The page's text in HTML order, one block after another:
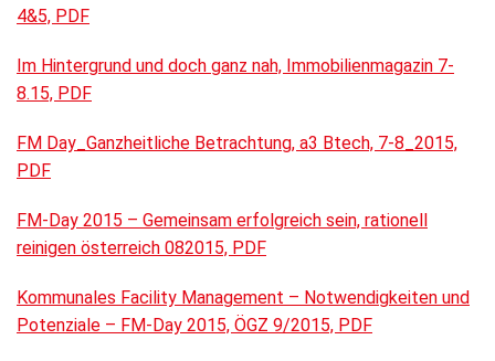
4&5, PDF
Im Hintergrund und doch ganz nah, Immobilienmagazin 7-
8.15, PDF
FM Day_Ganzheitliche Betrachtung, a3 Btech, 7-8_2015,
PDF
FM-Day 2015 – Gemeinsam erfolgreich sein, rationell
reinigen österreich 082015, PDF
Kommunales Facility Management – Notwendigkeiten und
Potenziale – FM-Day 2015, ÖGZ 9/2015, PDF